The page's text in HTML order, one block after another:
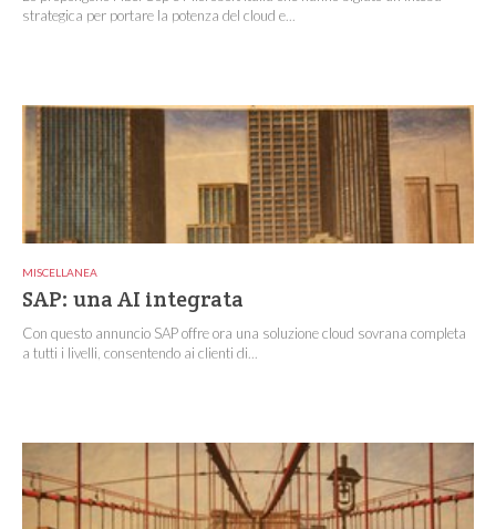
strategica per portare la potenza del cloud e...
MISCELLANEA
SAP: una AI integrata
Con questo annuncio SAP offre ora una soluzione cloud sovrana completa
a tutti i livelli, consentendo ai clienti di...